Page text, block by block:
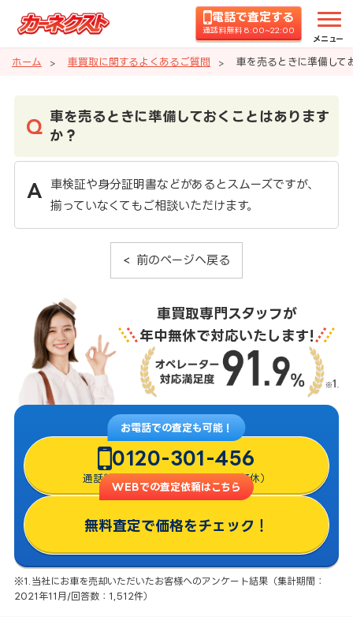
電話で査定する
通話料無料 8:00~22:00
メニュー
ホーム 車買取に関するよくあるご質問 車を売るときに準備して
車を売るときに準備しておくことはあります
か？
車検証や身分証明書などがあるとスムーズですが、
揃っていなくてもご相談いただけます。
前のページへ戻る
車買取専門スタッフが
年中無休で対応いたします!
お電話での査定も可能！
0120-301-456
通話料無料・8:00〜22:00（年中無休）
WEBでの査定依頼はこちら
無料査定で価格をチェック！
※1.当社にお車を売却いただいたお客様へのアンケート結果（集計期間：
2021年11月/回答数：1,512件）